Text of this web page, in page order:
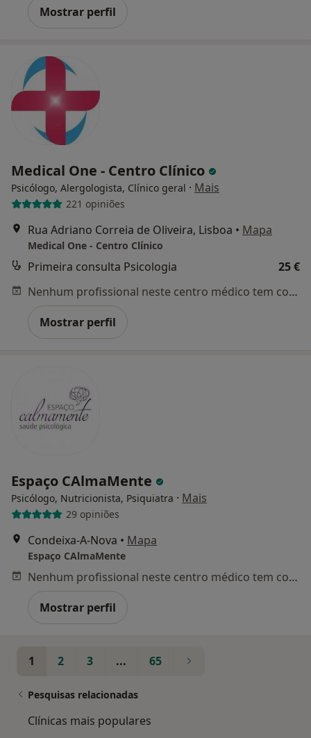
Mostrar perfil
Medical One - Centro Clínico
Psicólogo, Alergologista, Clínico geral · Mais
221 opiniões
Rua Adriano Correia de Oliveira, Lisboa • Mapa
Medical One - Centro Clínico
Primeira consulta Psicologia
25 €
Nenhum profissional neste centro médico tem consultas disponíveis
Mostrar perfil
Espaço CAlmaMente
Psicólogo, Nutricionista, Psiquiatra · Mais
29 opiniões
Condeixa-A-Nova • Mapa
Espaço CAlmaMente
Nenhum profissional neste centro médico tem consultas disponíveis
Mostrar perfil
1 2 3 ... 65
Pesquisas relacionadas
Clínicas mais populares